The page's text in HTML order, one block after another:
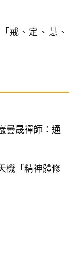
戒、定、慧、
曇晟禪師：通
機「精神體修